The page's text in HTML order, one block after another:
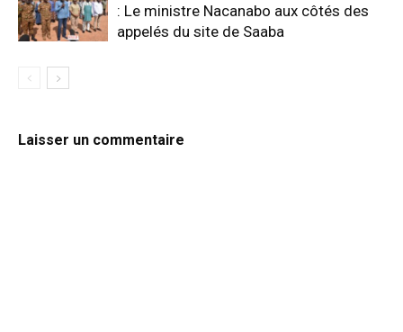
: Le ministre Nacanabo aux côtés des
appelés du site de Saaba
Laisser un commentaire